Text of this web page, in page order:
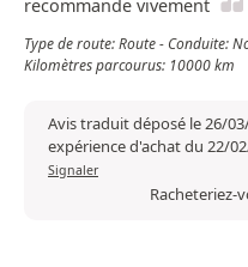
recommande vivement
Type de route: Route - Conduite:
Kilomètres parcourus: 10000 km
Avis traduit déposé le 26/
expérience d'achat du 22/
Signaler
Racheteriez-